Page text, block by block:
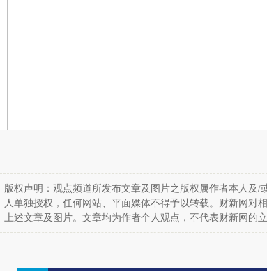
版权声明：观点频道所发布文章及图片之版权属作者本人及/
人单独授权，任何网站、平面媒体不得予以转载。财新网对
上述文章及图片。文章均为作者个人观点，不代表财新网的立